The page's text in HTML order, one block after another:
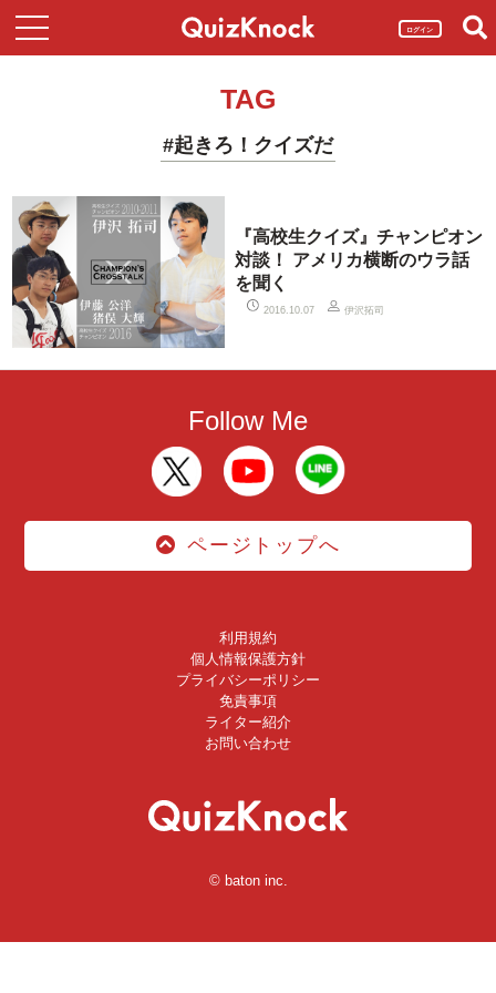
ログイン
TAG
#起きろ！クイズだ
『高校生クイズ』チャンピオン
対談！ アメリカ横断のウラ話
を聞く
2016.10.07 伊沢拓司
Follow Me
ページトップへ
利用規約
個人情報保護方針
プライバシーポリシー
免責事項
ライター紹介
お問い合わせ
© baton inc.